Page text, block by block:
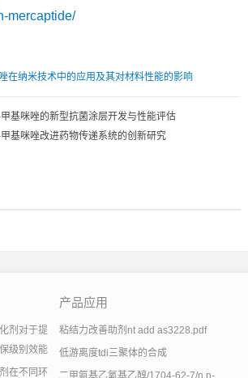
mercaptide/
在纳米技术中的应用及其对材料性能的影响
基咪唑的新型抗菌涂层开发与性能评估
基咪唑改进药物传递系统的创新研究
剂对于提
级别效能
在不同环
产品应用
粘结力改善助剂nt add as3228.pdf
低游离度tdi三聚体的合成